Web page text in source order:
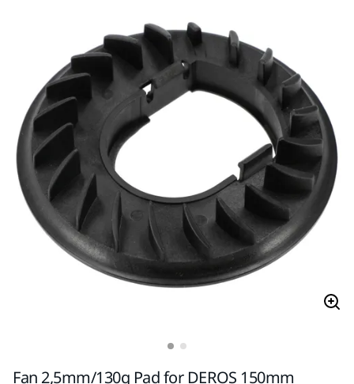
Fan 2,5mm/130g Pad for DEROS 150mm